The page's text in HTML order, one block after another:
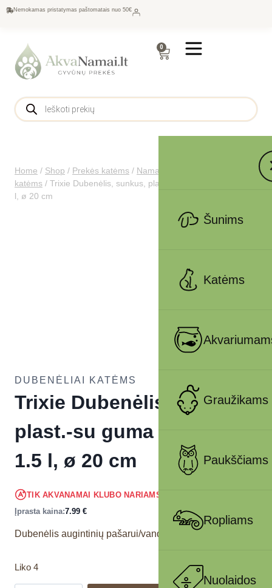
Nemokamas pristatymas paštomatais nuo 50€
0
Šunims
Katėms
Graužikams
Paukščiams
Ropliams
Nuolaidos
Home / Shop / Prekės katėms / Namams katėms
katėms / Trixie Dubenėlis, sunkus, plast.-su guma įv. spalvų 1.5
l, ø 20 cm
DUBENĖLIAI KATĖMS
Trixie Dubenėlis, sunkus,
plast.-su guma įv. spalvų
1.5 l, ø 20 cm
TIK AKVANAMAI KLUBO NARIAMS
Įprasta kaina:7.99 €
Dubenėlis augintinių pašarui/vandeniui.
Liko 4